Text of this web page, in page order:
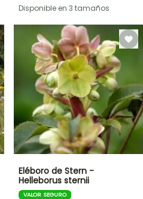
Disponible en 3 tamaños
Eléboro de Stern -
Helleborus sternii
VALOR SEGURO